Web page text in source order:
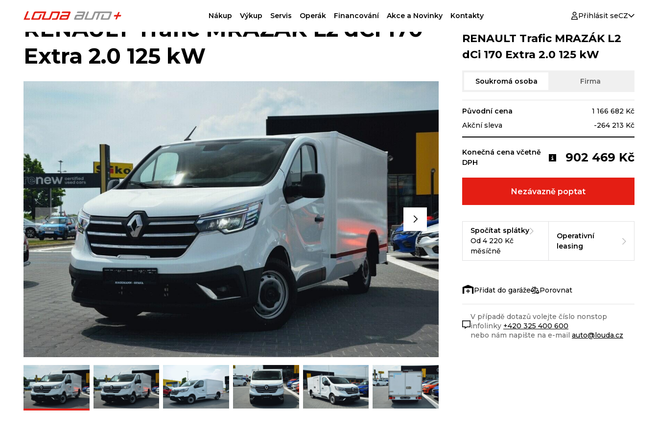
Nákup Výkup Servis Operák Financování Akce a Novinky Kontakty Přihlásit seCZ
RENAULT Trafic MRAZÁK L2 dCi 170
Extra 2.0 125 kW
RENAULT Trafic MRAZÁK L2
dCi 170 Extra 2.0 125 kW
Soukromá osoba Firma
Původní cena
1 166 682 Kč
Akční sleva
-264 213 Kč
Konečná cena včetně
DPH
902 469 Kč
Nezávazně poptat
Spočítat splátky
Od 4 220 Kč
měsíčně
Operativní
leasing
Porovnat
V případě dotazů volejte číslo nonstop
infolinky +420 325 400 600
nebo nám napište na e-mail auto@louda.cz